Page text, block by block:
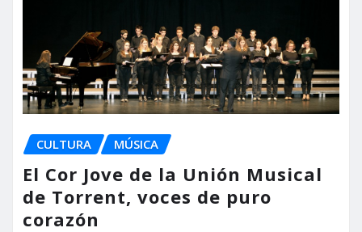
CULTURA MÚSICA
El Cor Jove de la Unión Musical
de Torrent, voces de puro
corazón